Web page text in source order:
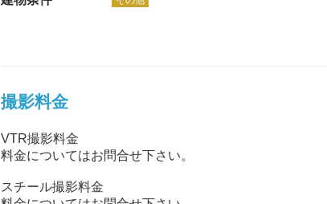
撮影料金
VTR撮影料金
料金についてはお問合せ下さい。
スチール撮影料金